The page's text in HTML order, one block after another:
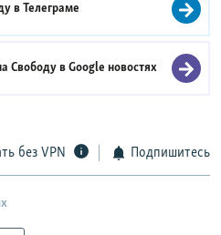
вТелеграме
Свободу вGoogle новостях
без VPN Подпишитесь